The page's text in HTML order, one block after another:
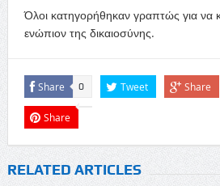
Όλοι κατηγορήθηκαν γραπτώς για να
ενώπιον της δικαιοσύνης.
Share 0 Tweet Share
Share
RELATED ARTICLES